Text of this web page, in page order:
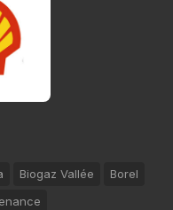
Biogaz Vallée
Borel